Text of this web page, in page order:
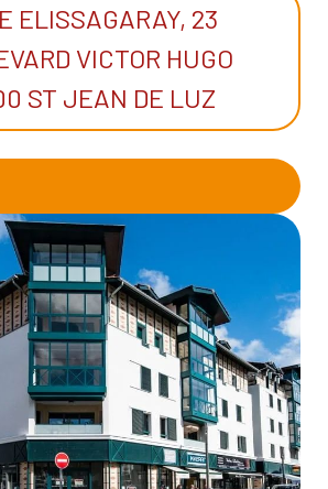
ELISSAGARAY, 23
VICTOR HUGO
ST JEAN DE LUZ